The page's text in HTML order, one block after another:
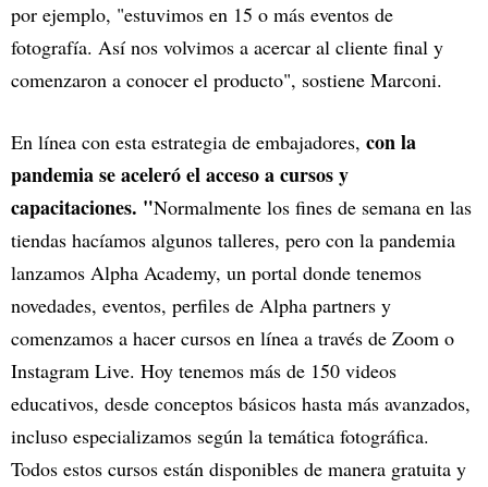
por ejemplo, "estuvimos en 15 o más eventos de
fotografía. Así nos volvimos a acercar al cliente final y
comenzaron a conocer el producto", sostiene Marconi.
En línea con esta estrategia de embajadores, con la
pandemia se aceleró el acceso a cursos y
capacitaciones. "Normalmente los fines de semana en las
tiendas hacíamos algunos talleres, pero con la pandemia
lanzamos Alpha Academy, un portal donde tenemos
novedades, eventos, perfiles de Alpha partners y
comenzamos a hacer cursos en línea a través de Zoom o
Instagram Live. Hoy tenemos más de 150 videos
educativos, desde conceptos básicos hasta más avanzados,
incluso especializamos según la temática fotográfica.
Todos estos cursos están disponibles de manera gratuita y